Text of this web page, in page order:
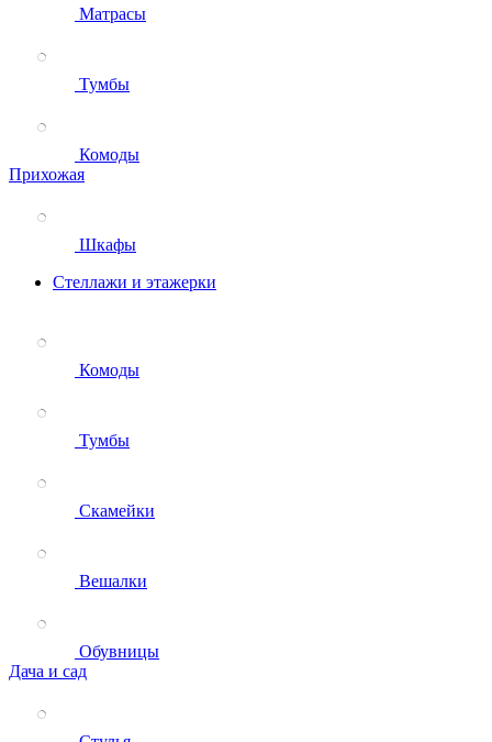
Матрасы
Тумбы
Комоды
Прихожая
Шкафы
Стеллажи и этажерки
Комоды
Тумбы
Скамейки
Вешалки
Обувницы
Дача и сад